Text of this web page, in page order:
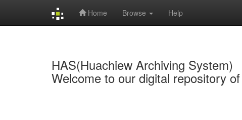
Home Browse Help
HAS(Huachiew Archiving System)
Welcome to our digital repository